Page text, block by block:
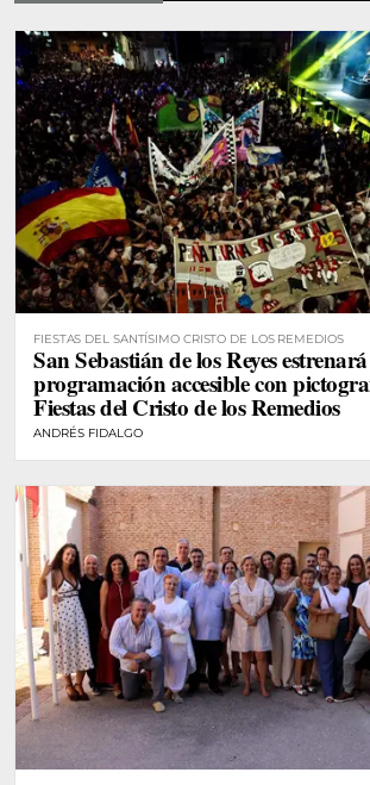
FIESTAS DEL SANTÍSIMO CRISTO DE LOS REMEDIOS
San Sebastián de los Reyes
programación accesible con
Fiestas del Cristo de los Remedios
ANDRÉS FIDALGO